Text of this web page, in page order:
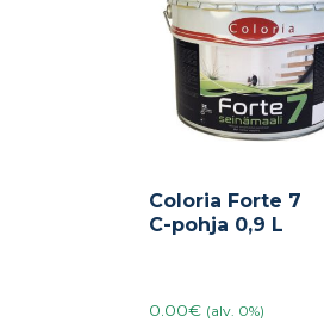
Coloria Forte 7
C-pohja 0,9 L
0.00€ (alv. 0%)